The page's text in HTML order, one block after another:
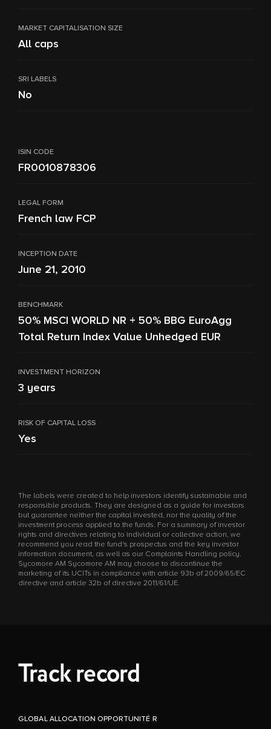
MARKET CAPITALISATION SIZE
All caps
SRI LABELS
No
ISIN CODE
FR0010878306
LEGAL FORM
French law FCP
INCEPTION DATE
June 21, 2010
BENCHMARK
50% MSCI WORLD NR + 50% BBG EuroAgg
Total Return Index Value Unhedged EUR
INVESTMENT HORIZON
3 years
RISK OF CAPITAL LOSS
Yes
The labels were created to help investors identify sustainable and
responsible products. They are designed as a guide for investors
but guarantee neither the capital invested, nor the quality of the
investment process applied to the funds. For a summary of investor
rights and directives relating to individual or collective action, we
recommend you read the fund's prospectus and the key investor
information document, as well as our Complaints Handling policy.
Sycomore AM Sycomore AM may choose to discontinue the
marketing of its UCITs in compliance with article 93b of 2009/65/EC
directive and article 32b of directive 2011/61/UE.
Track record
GLOBAL ALLOCATION OPPORTUNITÉ R